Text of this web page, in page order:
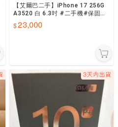
【艾爾巴二手】iPhone 17 256G
A3520 白 6.3吋 #二手機#保固中
#新興店 2N1FT
23,000